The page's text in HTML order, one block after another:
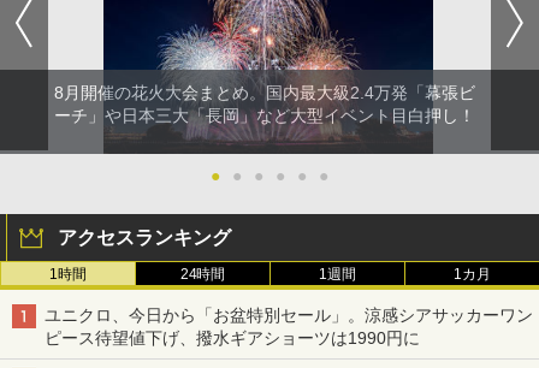
8月開催の花火大会まとめ。国内最大級2.4万発「幕張ビ
ーチ」や日本三大「長岡」など大型イベント目白押し！
● ● ● ● ● ●
アクセスランキング
1時間 24時間 1週間 1カ月
ユニクロ、今日から「お盆特別セール」。涼感シアサッカーワン
ピース待望値下げ、撥水ギアショーツは1990円に